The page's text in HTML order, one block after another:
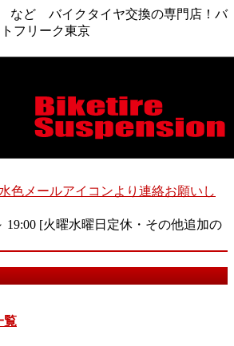
ど バイクタイヤ交換の専門店！バ
フリーク東京
色メールアイコンより連絡お願いし
19:00 [火曜水曜日定休・その他追加の
覧